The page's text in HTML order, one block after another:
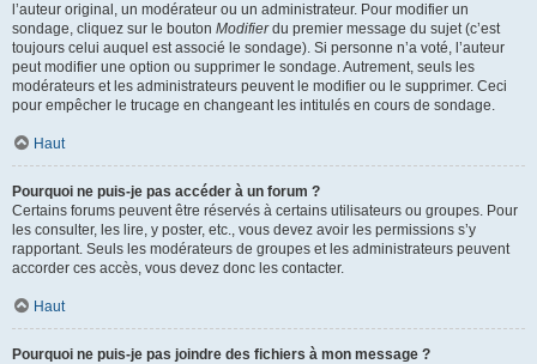
l’auteur original, un modérateur ou un administrateur. Pour modifier un
sondage, cliquez sur le bouton Modifierdu premier message du sujet (c’est
toujours celui auquel est associé le sondage). Si personne n’a voté, l’auteur
peut modifier une option ou supprimer le sondage. Autrement, seuls les
modérateurs et les administrateurs peuvent le modifier ou le supprimer. Ceci
pour empêcher le trucage en changeant les intitulés en cours de sondage.
Haut
Pourquoi ne puis-je pas accéder à un forum ?
Certains forums peuvent être réservés à certains utilisateurs ou groupes. Pour
les consulter, les lire, y poster, etc., vous devez avoir les permissions s’y
rapportant. Seuls les modérateurs de groupes et les administrateurs peuvent
accorder ces accès, vous devez donc les contacter.
Haut
Pourquoi ne puis-je pas joindre des fichiers à mon message ?